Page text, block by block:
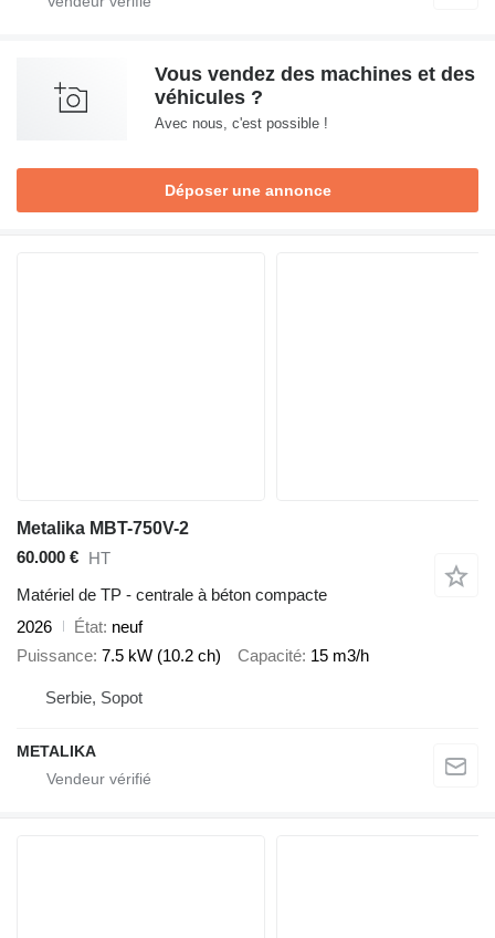
Vous vendez des machines et des
véhicules ?
Avec nous, c'est possible !
Déposer une annonce
Metalika MBT-750V-2
60.000 € HT
Matériel de TP - centrale à béton compacte
2026
État neuf
Puissance 7.5 kW (10.2 ch) Capacité 15 m3/h
Serbie, Sopot
METALIKA